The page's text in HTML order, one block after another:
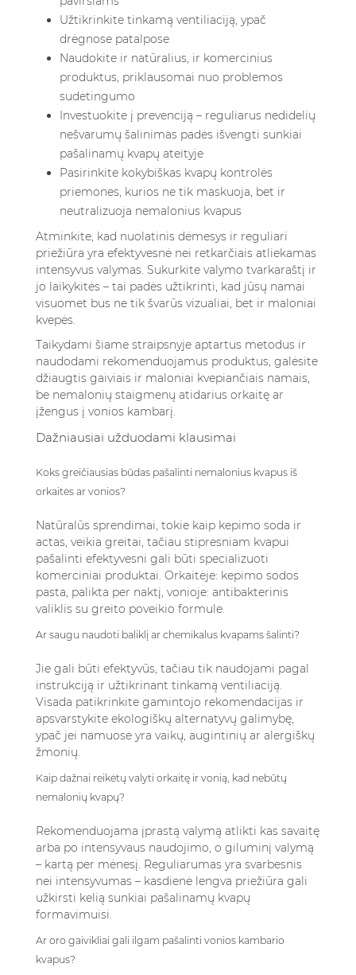
Užtikrinkite tinkamą ventiliaciją, ypač
drėgnose patalpose
Naudokite ir natūralius, ir komercinius
produktus, priklausomai nuo problemos
sudėtingumo
Investuokite į prevenciją – reguliarus nedidelių
nešvarumų šalinimas padės išvengti sunkiai
pašalinamų kvapų ateityje
Pasirinkite kokybiškas kvapų kontrolės
priemones, kurios ne tik maskuoja, bet ir
neutralizuoja nemalonius kvapus
Atminkite, kad nuolatinis dėmesys ir reguliari
priežiūra yra efektyvesnė nei retkarčiais atliekamas
intensyvus valymas. Sukurkite valymo tvarkaraštį ir
jo laikykitės – tai padės užtikrinti, kad jūsų namai
visuomet bus ne tik švarūs vizualiai, bet ir maloniai
kvepės.
Taikydami šiame straipsnyje aptartus metodus ir
naudodami rekomenduojamus produktus, galėsite
džiaugtis gaiviais ir maloniai kvepiančiais namais,
be nemalonių staigmenų atidarius orkaitę ar
įžengus į vonios kambarį.
Dažniausiai užduodami klausimai
Koks greičiausias būdas pašalinti nemalonius kvapus iš
orkaitės ar vonios?
Natūralūs sprendimai, tokie kaip kepimo soda ir
actas, veikia greitai, tačiau stipresniam kvapui
pašalinti efektyvesni gali būti specializuoti
komerciniai produktai. Orkaitėje: kepimo sodos
pasta, palikta per naktį, vonioje: antibakterinis
valiklis su greito poveikio formule.
Ar saugu naudoti baliklį ar chemikalus kvapams šalinti?
Jie gali būti efektyvūs, tačiau tik naudojami pagal
instrukciją ir užtikrinant tinkamą ventiliaciją.
Visada patikrinkite gamintojo rekomendacijas ir
apsvarstykite ekologiškų alternatyvų galimybę,
ypač jei namuose yra vaikų, augintinių ar alergiškų
žmonių.
Kaip dažnai reikėtų valyti orkaitę ir vonią, kad nebūtų
nemalonių kvapų?
Rekomenduojama įprastą valymą atlikti kas savaitę
arba po intensyvaus naudojimo, o giluminį valymą
– kartą per mėnesį. Reguliarumas yra svarbesnis
nei intensyvumas – kasdienė lengva priežiūra gali
užkirsti kelią sunkiai pašalinamų kvapų
formavimuisi.
Ar oro gaivikliai gali ilgam pašalinti vonios kambario
kvapus?